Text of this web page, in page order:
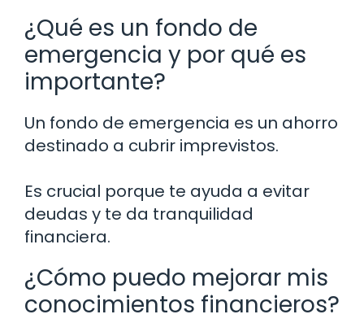
¿Qué es un fondo de
emergencia y por qué es
importante?
Un fondo de emergencia es un ahorro
destinado a cubrir imprevistos.
Es crucial porque te ayuda a evitar
deudas y te da tranquilidad
financiera.
¿Cómo puedo mejorar mis
conocimientos financieros?